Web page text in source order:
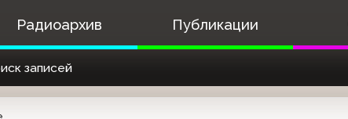
Радиоархив Публикации
записей